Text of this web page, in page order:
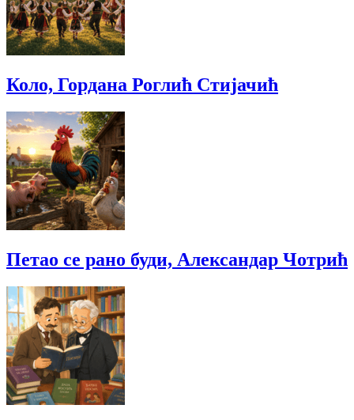
Коло, Гордана Роглић Стијачић
Петао се рано буди, Александар Чотрић